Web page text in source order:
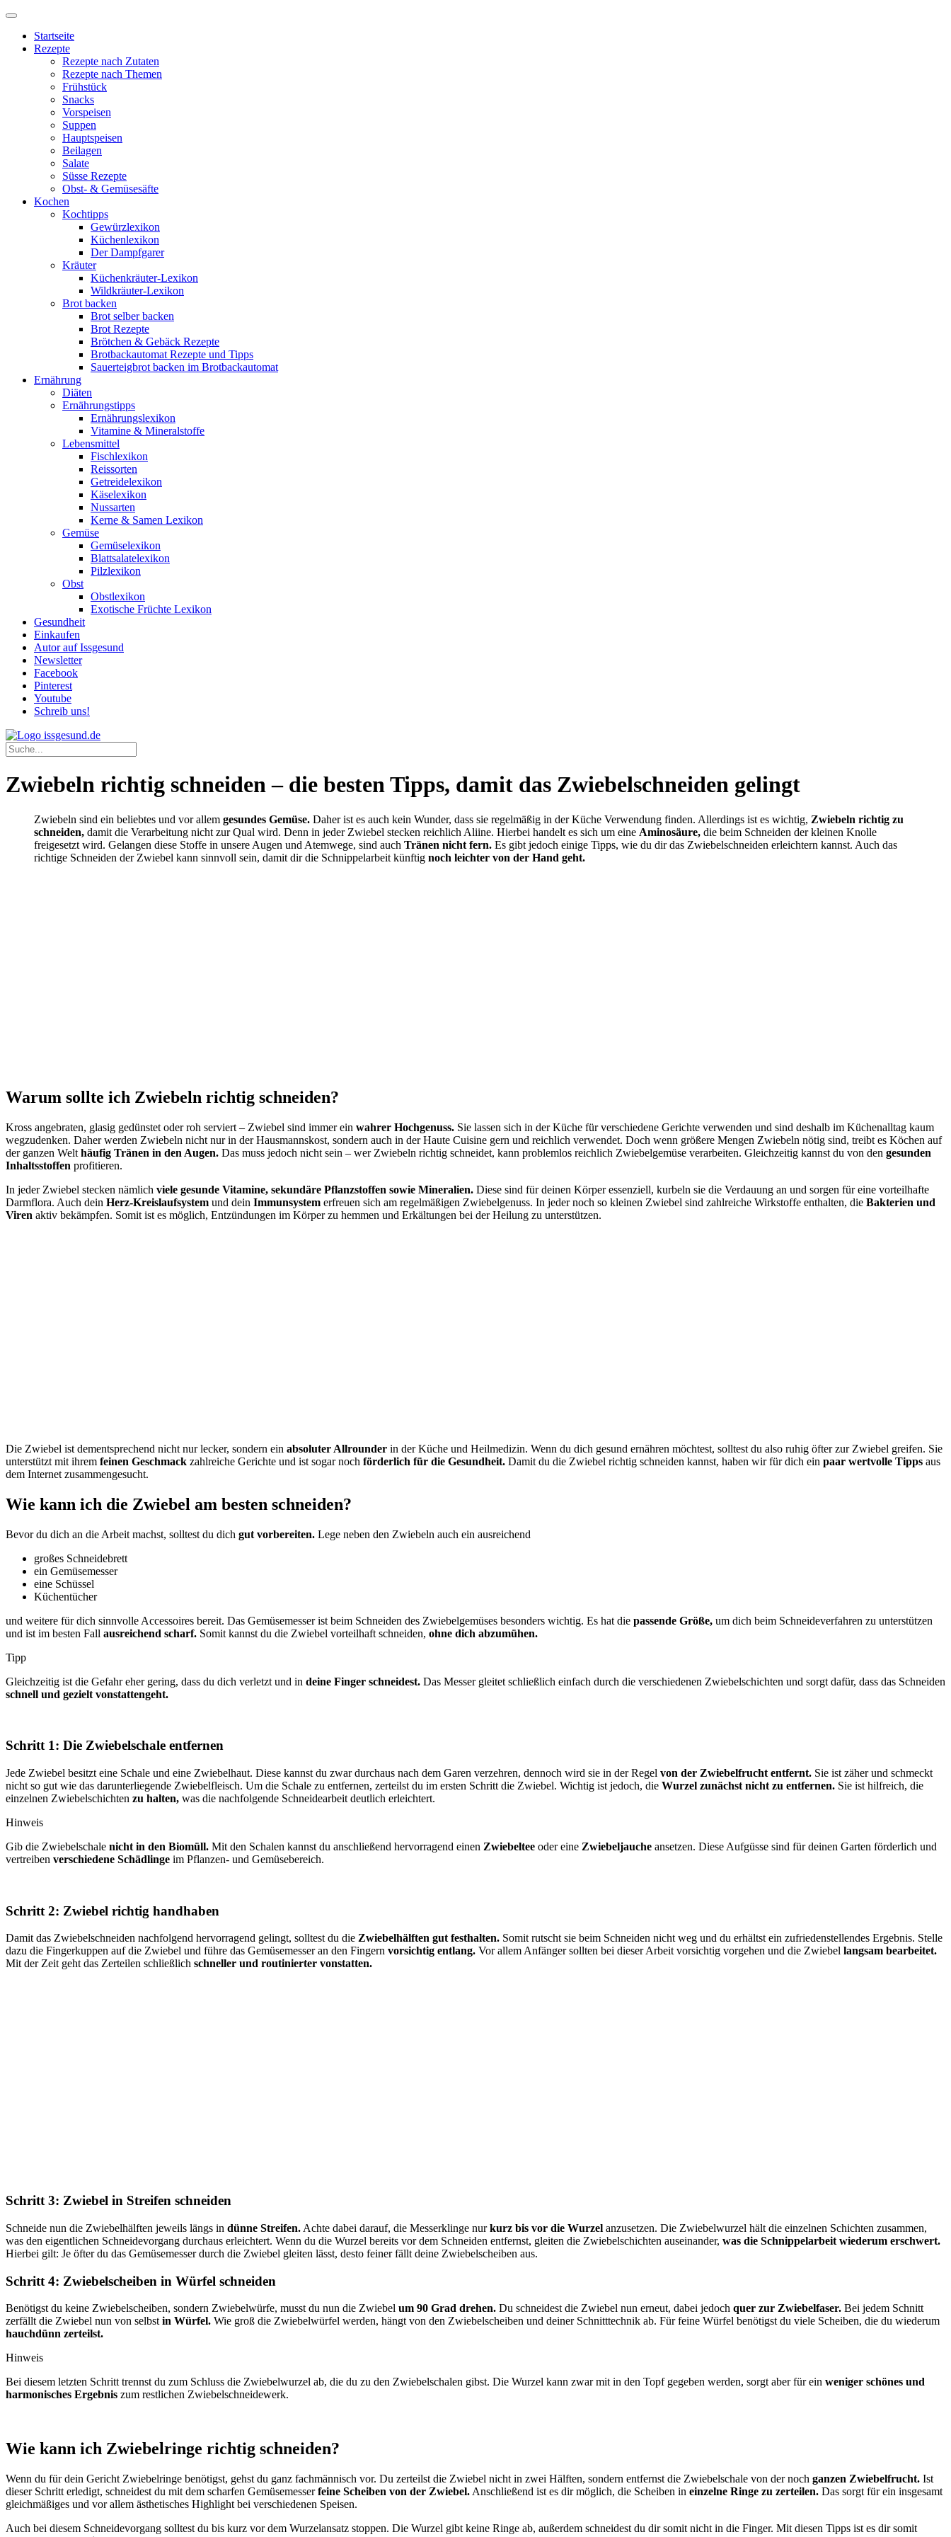
Startseite
Rezepte
Rezepte nach Zutaten
Rezepte nach Themen
Frühstück
Snacks
Vorspeisen
Suppen
Hauptspeisen
Beilagen
Salate
Süsse Rezepte
Obst- & Gemüsesäfte
Kochen
Kochtipps
Gewürzlexikon
Küchenlexikon
Der Dampfgarer
Kräuter
Küchenkräuter-Lexikon
Wildkräuter-Lexikon
Brot backen
Brot selber backen
Brot Rezepte
Brötchen & Gebäck Rezepte
Brotbackautomat Rezepte und Tipps
Sauerteigbrot backen im Brotbackautomat
Ernährung
Diäten
Ernährungstipps
Ernährungslexikon
Vitamine & Mineralstoffe
Lebensmittel
Fischlexikon
Reissorten
Getreidelexikon
Käselexikon
Nussarten
Kerne & Samen Lexikon
Gemüse
Gemüselexikon
Blattsalatelexikon
Pilzlexikon
Obst
Obstlexikon
Exotische Früchte Lexikon
Gesundheit
Einkaufen
Autor auf Issgesund
Newsletter
Facebook
Pinterest
Youtube
Schreib uns!
Zwiebeln richtig schneiden – die besten Tipps, damit das Zwiebelschneiden gelingt
Zwiebeln sind ein beliebtes und vor allem gesundes Gemüse. Daher ist es auch kein Wunder, dass sie regelmäßig in der Küche Verwendung finden. Allerdings ist es wichtig, Zwiebeln richtig zu
schneiden, damit die Verarbeitung nicht zur Qual wird. Denn in jeder Zwiebel stecken reichlich Aliine. Hierbei handelt es sich um eine Aminosäure, die beim Schneiden der kleinen Knolle
freigesetzt wird. Gelangen diese Stoffe in unsere Augen und Atemwege, sind auch Tränen nicht fern. Es gibt jedoch einige Tipps, wie du dir das Zwiebelschneiden erleichtern kannst. Auch das
richtige Schneiden der Zwiebel kann sinnvoll sein, damit dir die Schnippelarbeit künftig noch leichter von der Hand geht.
Warum sollte ich Zwiebeln richtig schneiden?
Kross angebraten, glasig gedünstet oder roh serviert – Zwiebel sind immer ein wahrer Hochgenuss. Sie lassen sich in der Küche für verschiedene Gerichte verwenden und sind deshalb im Küchenalltag kaum
wegzudenken. Daher werden Zwiebeln nicht nur in der Hausmannskost, sondern auch in der Haute Cuisine gern und reichlich verwendet. Doch wenn größere Mengen Zwiebeln nötig sind, treibt es Köchen auf
der ganzen Welt häufig Tränen in den Augen. Das muss jedoch nicht sein – wer Zwiebeln richtig schneidet, kann problemlos reichlich Zwiebelgemüse verarbeiten. Gleichzeitig kannst du von den gesunden
Inhaltsstoffen profitieren.
In jeder Zwiebel stecken nämlich viele gesunde Vitamine, sekundäre Pflanzstoffen sowie Mineralien. Diese sind für deinen Körper essenziell, kurbeln sie die Verdauung an und sorgen für eine vorteilhafte
Darmflora. Auch dein Herz-Kreislaufsystem und dein Immunsystem erfreuen sich am regelmäßigen Zwiebelgenuss. In jeder noch so kleinen Zwiebel sind zahlreiche Wirkstoffe enthalten, die Bakterien und
Viren aktiv bekämpfen. Somit ist es möglich, Entzündungen im Körper zu hemmen und Erkältungen bei der Heilung zu unterstützen.
Die Zwiebel ist dementsprechend nicht nur lecker, sondern ein absoluter Allrounder in der Küche und Heilmedizin. Wenn du dich gesund ernähren möchtest, solltest du also ruhig öfter zur Zwiebel greifen. Sie
unterstützt mit ihrem feinen Geschmack zahlreiche Gerichte und ist sogar noch förderlich für die Gesundheit. Damit du die Zwiebel richtig schneiden kannst, haben wir für dich ein paar wertvolle Tipps aus
dem Internet zusammengesucht.
Wie kann ich die Zwiebel am besten schneiden?
Bevor du dich an die Arbeit machst, solltest du dich gut vorbereiten. Lege neben den Zwiebeln auch ein ausreichend
großes Schneidebrett
ein Gemüsemesser
eine Schüssel
Küchentücher
und weitere für dich sinnvolle Accessoires bereit. Das Gemüsemesser ist beim Schneiden des Zwiebelgemüses besonders wichtig. Es hat die passende Größe, um dich beim Schneideverfahren zu unterstützen
und ist im besten Fall ausreichend scharf. Somit kannst du die Zwiebel vorteilhaft schneiden, ohne dich abzumühen.
Tipp
Gleichzeitig ist die Gefahr eher gering, dass du dich verletzt und in deine Finger schneidest. Das Messer gleitet schließlich einfach durch die verschiedenen Zwiebelschichten und sorgt dafür, dass das Schneiden
schnell und gezielt vonstattengeht.
Schritt 1: Die Zwiebelschale entfernen
Jede Zwiebel besitzt eine Schale und eine Zwiebelhaut. Diese kannst du zwar durchaus nach dem Garen verzehren, dennoch wird sie in der Regel von der Zwiebelfrucht entfernt. Sie ist zäher und schmeckt
nicht so gut wie das darunterliegende Zwiebelfleisch. Um die Schale zu entfernen, zerteilst du im ersten Schritt die Zwiebel. Wichtig ist jedoch, die Wurzel zunächst nicht zu entfernen. Sie ist hilfreich, die
einzelnen Zwiebelschichten zu halten, was die nachfolgende Schneidearbeit deutlich erleichtert.
Hinweis
Gib die Zwiebelschale nicht in den Biomüll. Mit den Schalen kannst du anschließend hervorragend einen Zwiebeltee oder eine Zwiebeljauche ansetzen. Diese Aufgüsse sind für deinen Garten förderlich und
vertreiben verschiedene Schädlinge im Pflanzen- und Gemüsebereich.
Schritt 2: Zwiebel richtig handhaben
Damit das Zwiebelschneiden nachfolgend hervorragend gelingt, solltest du die Zwiebelhälften gut festhalten. Somit rutscht sie beim Schneiden nicht weg und du erhältst ein zufriedenstellendes Ergebnis. Stelle
dazu die Fingerkuppen auf die Zwiebel und führe das Gemüsemesser an den Fingern vorsichtig entlang. Vor allem Anfänger sollten bei dieser Arbeit vorsichtig vorgehen und die Zwiebel langsam bearbeitet.
Mit der Zeit geht das Zerteilen schließlich schneller und routinierter vonstatten.
Schritt 3: Zwiebel in Streifen schneiden
Schneide nun die Zwiebelhälften jeweils längs in dünne Streifen. Achte dabei darauf, die Messerklinge nurkurz bis vor die Wurzel anzusetzen. Die Zwiebelwurzel hält die einzelnen Schichten zusammen,
was den eigentlichen Schneidevorgang durchaus erleichtert. Wenn du die Wurzel bereits vor dem Schneiden entfernst, gleiten die Zwiebelschichten auseinander, was die Schnippelarbeit wiederum erschwert.
Hierbei gilt: Je öfter du das Gemüsemesser durch die Zwiebel gleiten lässt, desto feiner fällt deine Zwiebelscheiben aus.
Schritt 4: Zwiebelscheiben in Würfel schneiden
Benötigst du keine Zwiebelscheiben, sondern Zwiebelwürfe, musst du nun die Zwiebel um 90 Grad drehen. Du schneidest die Zwiebel nun erneut, dabei jedoch quer zur Zwiebelfaser. Bei jedem Schnitt
zerfällt die Zwiebel nun von selbst in Würfel. Wie groß die Zwiebelwürfel werden, hängt von den Zwiebelscheiben und deiner Schnitttechnik ab. Für feine Würfel benötigst du viele Scheiben, die du wiederum
hauchdünn zerteilst.
Hinweis
Bei diesem letzten Schritt trennst du zum Schluss die Zwiebelwurzel ab, die du zu den Zwiebelschalen gibst. Die Wurzel kann zwar mit in den Topf gegeben werden, sorgt aber für ein weniger schönes und
harmonisches Ergebnis zum restlichen Zwiebelschneidewerk.
Wie kann ich Zwiebelringe richtig schneiden?
Wenn du für dein Gericht Zwiebelringe benötigst, gehst du ganz fachmännisch vor. Du zerteilst die Zwiebel nicht in zwei Hälften, sondern entfernst die Zwiebelschale von der noch ganzen Zwiebelfrucht. Ist
dieser Schritt erledigt, schneidest du mit dem scharfen Gemüsemesserfeine Scheiben von der Zwiebel. Anschließend ist es dir möglich, die Scheiben in einzelne Ringe zu zerteilen. Das sorgt für ein insgesamt
gleichmäßiges und vor allem ästhetisches Highlight bei verschiedenen Speisen.
Auch bei diesem Schneidevorgang solltest du bis kurz vor dem Wurzelansatz stoppen. Die Wurzel gibt keine Ringe ab, außerdem schneidest du dir somit nicht in die Finger. Mit diesen Tipps ist es dir somit